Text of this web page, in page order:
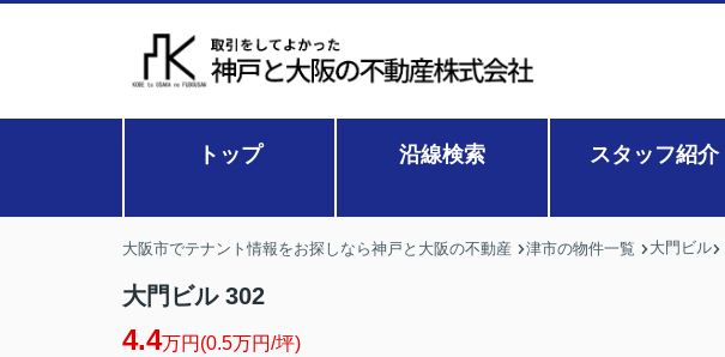
トップ 沿線検索 スタッフ紹介
大阪市でテナント情報をお探しなら神戸と大阪の不動産 津市の物件一覧 大門ビル
大門ビル 302
4.4万円(0.5万円/坪)